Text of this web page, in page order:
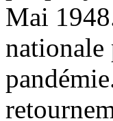
Mai
nationale